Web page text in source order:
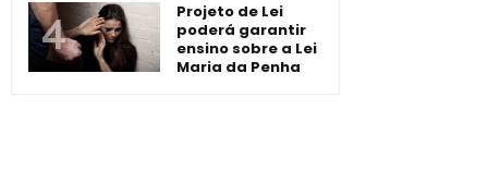
Projeto de Lei
poderá garantir
ensino sobre a Lei
Maria da Penha